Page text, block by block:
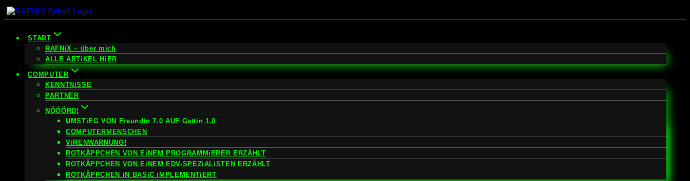
Zum
Inhalt
START
RAFNiX – über mich
ALLE ARTiKEL HiER
COMPUTER
KENNTNiSSE
PARTNER
NÖÖÖRD!
UMSTiEG VON Freundin 7.0 AUF Gattin 1.0
COMPUTERMENSCHEN
ViRENWARNUNG!
ROTKÄPPCHEN VON EiNEM PROGRAMMiERER ERZÄHLT
ROTKÄPPCHEN VON EiNEM EDV-SPEZiALiSTEN ERZÄHLT
ROTKÄPPCHEN iN BASiC iMPLEMENTiERT